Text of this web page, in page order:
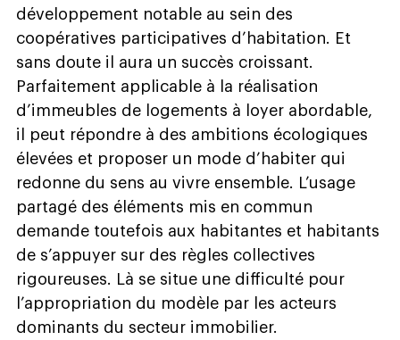
développement notable au sein des
coopératives participatives d’habitation. Et
sans doute il aura un succès croissant.
Parfaitement applicable à la réalisation
d’immeubles de logements à loyer abordable,
il peut répondre à des ambitions écologiques
élevées et proposer un mode d’habiter qui
redonne du sens au vivre ensemble. L’usage
partagé des éléments mis en commun
demande toutefois aux habitantes et habitants
de s’appuyer sur des règles collectives
rigoureuses. Là se situe une difficulté pour
l’appropriation du modèle par les acteurs
dominants du secteur immobilier.